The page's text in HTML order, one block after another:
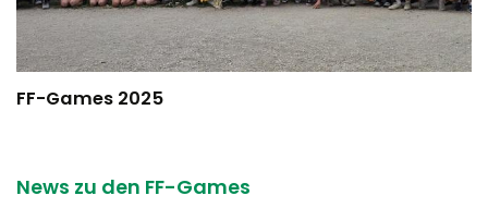
FF-Games 2025
News zu den FF-Games